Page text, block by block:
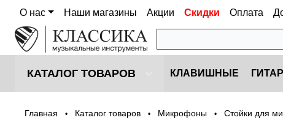
О нас Наши магазины Акции Скидки Оплата
КАТАЛОГ ТОВАРОВ КЛАВИШНЫЕ
Главная • Каталог товаров • Микрофоны • Стойки для